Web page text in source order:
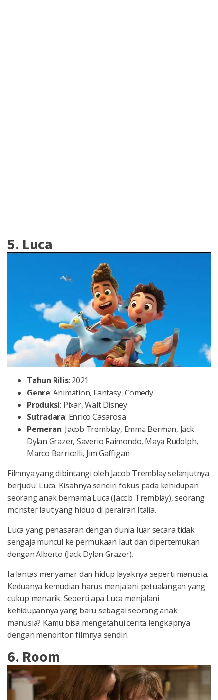
5. Luca
Tahun Rilis: 2021
Genre: Animation, Fantasy, Comedy
Produksi: Pixar, Walt Disney
Sutradara: Enrico Casarosa
Pemeran: Jacob Tremblay, Emma Berman, Jack
Dylan Grazer, Saverio Raimondo, Maya Rudolph,
Marco Barricelli, Jim Gaffigan
Filmnya yang dibintangi oleh Jacob Tremblay selanjutnya
berjudul Luca. Kisahnya sendiri fokus pada kehidupan
seorang anak bernama Luca (Jacob Tremblay), seorang
monster laut yang hidup di perairan Italia.
Luca yang penasaran dengan dunia luar secara tidak
sengaja muncul ke permukaan laut dan dipertemukan
dengan Alberto (Jack Dylan Grazer).
Ia lantas menyamar dan hidup layaknya seperti manusia.
Keduanya kemudian harus menjalani petualangan yang
cukup menarik. Seperti apa Luca menjalani
kehidupannya yang baru sebagai seorang anak
manusia? Kamu bisa mengetahui cerita lengkapnya
dengan menonton filmnya sendiri.
6. Room